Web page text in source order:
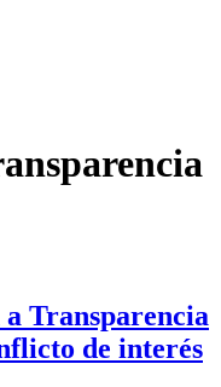
Transparencia
de interés